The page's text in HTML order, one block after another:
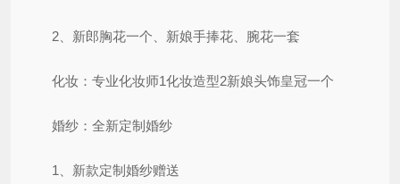
2、新郎胸花一个、新娘手捧花、腕花一套
化妆：专业化妆师1化妆造型2新娘头饰皇冠一个
婚纱：全新定制婚纱
1、新款定制婚纱赠送